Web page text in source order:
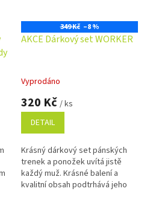
349 Kč –8 %
AKCE Dárkový set WORKER
Vyprodáno
320 Kč / ks
DETAIL
Krásný dárkový set pánských
trenek a ponožek uvítá jistě
každý muž. Krásné balení a
kvalitní obsah podtrhává jeho